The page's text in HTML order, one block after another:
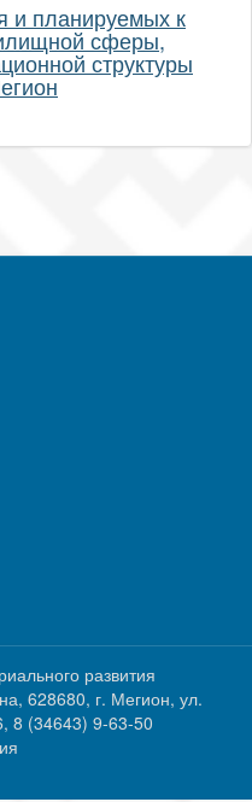
и планируемых к
сферы,
структуры
развития
628680, г. Мегион, ул.
‎‎8 (34643) 9-63-50